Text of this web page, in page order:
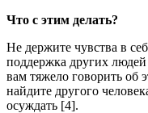
Что с этим делать?
Не держите чувства в
поддержка других
вам тяжело говорить об
найдите другого
осуждать [4].